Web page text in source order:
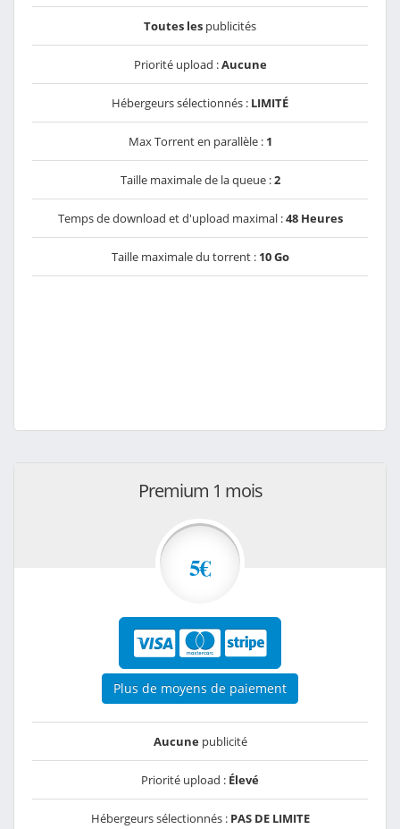
Toutes les publicités
Priorité upload :Aucune
Hébergeurs sélectionnés : LIMITÉ
Max Torrent en parallèle : 1
Taille maximale de la queue :2
Temps de download et d'upload maximal :48 Heures
Taille maximale du torrent : 10 Go
Premium 1 mois
5€
Plus de moyens de paiement
Aucunepublicité
Priorité upload : Élevé
Hébergeurs sélectionnés : PAS DE LIMITE